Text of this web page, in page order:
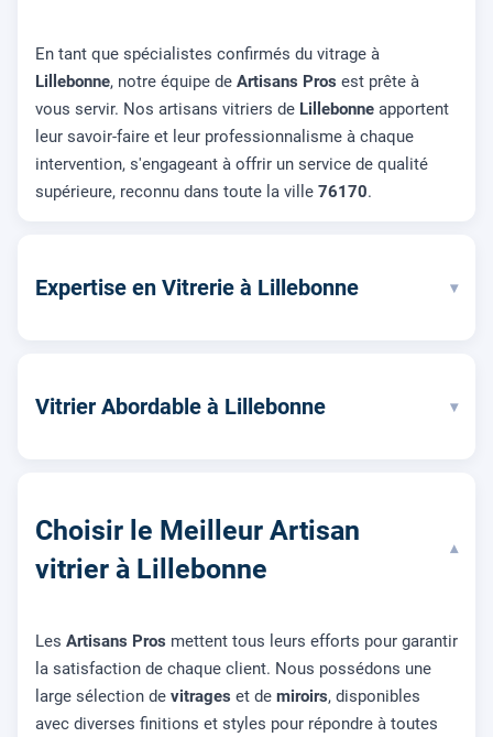
En tant que spécialistes confirmés du vitrage à
Lillebonne, notre équipe de Artisans Pros est prête à
vous servir. Nos artisans vitriers de Lillebonne apportent
leur savoir-faire et leur professionnalisme à chaque
intervention, s'engageant à offrir un service de qualité
supérieure, reconnu dans toute la ville 76170.
Expertise en Vitrerie à Lillebonne ▾
Vitrier Abordable à Lillebonne ▾
Choisir le Meilleur Artisan
vitrier à Lillebonne
▾
Les Artisans Pros mettent tous leurs efforts pour garantir
la satisfaction de chaque client. Nous possédons une
large sélection de vitrages et de miroirs, disponibles
avec diverses finitions et styles pour répondre à toutes